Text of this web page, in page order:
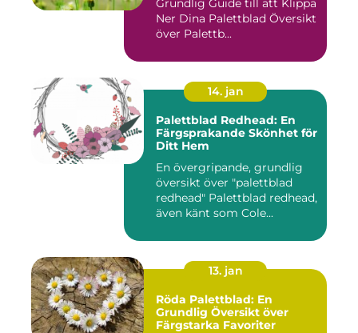
Grundlig Guide till att Klippa
Ner Dina Palettblad Översikt
över Palettb...
14. jan
Palettblad Redhead: En
Färgsprakande Skönhet för
Ditt Hem
En övergripande, grundlig
översikt över "palettblad
redhead" Palettblad redhead,
även känt som Cole...
13. jan
Röda Palettblad: En
Grundlig Översikt över
Färgstarka Favoriter